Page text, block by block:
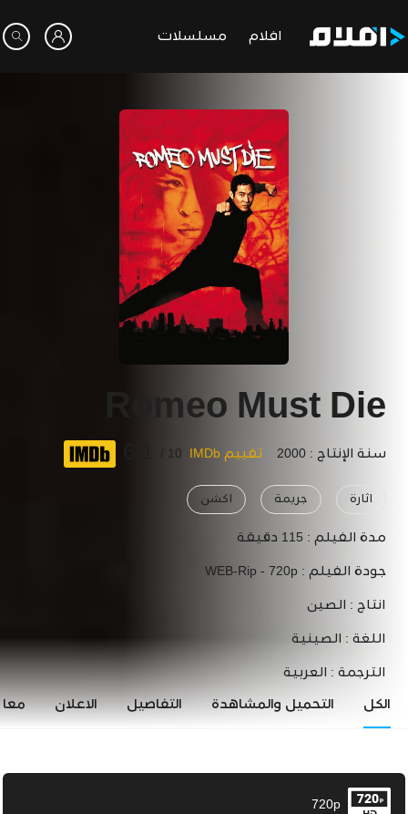
افلام مسلسلات
Romeo Must Die
سنة الإنتاج : 2000 تقييم IMDb 10 /
اثارة جريمة اكشن
مدة الفيلم : 115 دقيقة
جودة الفيلم : WEB-Rip - 720p
انتاج : الصين
اللغة : الصينية
الترجمة : العربية
الكل التحميل والمشاهدة التفاصيل الاعلان
720p